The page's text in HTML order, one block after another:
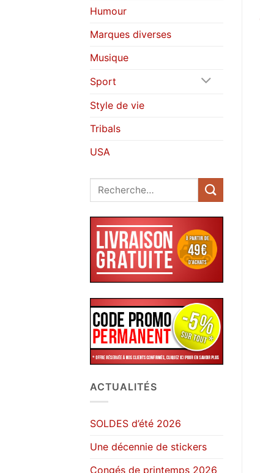
Humour
Marques diverses
Musique
Sport
Style de vie
Tribals
USA
Recherche
ACTUALITÉS
SOLDES d’été 2026
Une décennie de stickers
Congés de printemps 2026